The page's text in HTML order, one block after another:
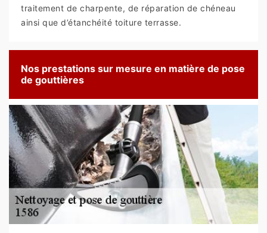
traitement de charpente, de réparation de chéneau
ainsi que d’étanchéité toiture terrasse.
Nos prestations sur mesure en matière de pose
de gouttières